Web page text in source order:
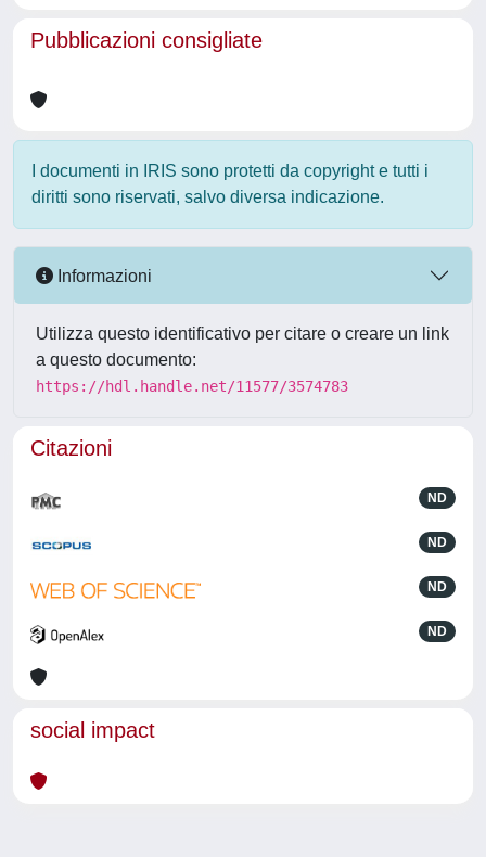
Pubblicazioni consigliate
I documenti in IRIS sono protetti da copyright e tutti i
diritti sono riservati, salvo diversa indicazione.
Informazioni
Utilizza questo identificativo per citare o creare un link
a questo documento:
https://hdl.handle.net/11577/3574783
Citazioni
ND
ND
ND
ND
social impact